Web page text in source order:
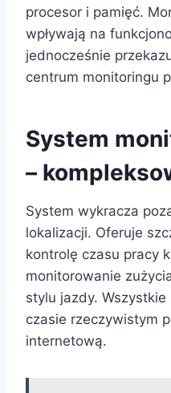
procesor i pamięć.
wpływają na
jednocześnie
centrum monitoringu
System
–
System wykracza
lokalizacji. Oferuje
kontrolę czasu pracy
monitorowanie
stylu jazdy.
czasie rzeczywistym
internetową.